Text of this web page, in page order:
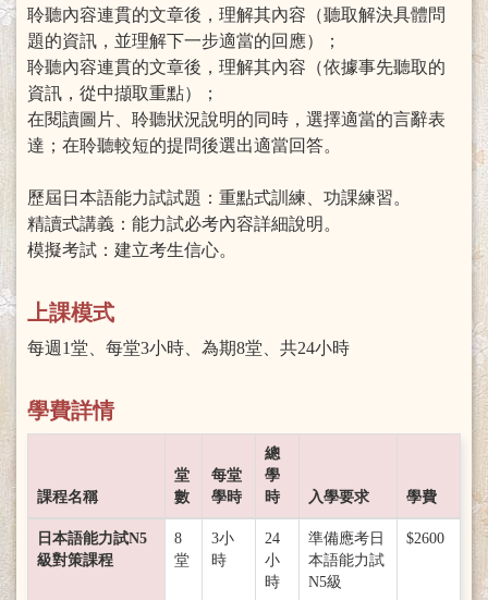
聆聽內容連貫的文章後，理解其內容（聽取解決具體問
題的資訊，並理解下一步適當的回應）；
聆聽內容連貫的文章後，理解其內容（依據事先聽取的
資訊，從中擷取重點）；
在閱讀圖片、聆聽狀況說明的同時，選擇適當的言辭表
達；在聆聽較短的提問後選出適當回答。
歷屆日本語能力試試題：重點式訓練、功課練習。
精讀式講義：能力試必考內容詳細說明。
模擬考試：建立考生信心。
上課模式
每週1堂、每堂3小時、為期8堂、共24小時
學費詳情
課程名稱
堂
數
每堂
學時
總
學
時
入學要求 學費
日本語能力試N5
級對策課程
8
堂
3小
時
24
小
時
準備應考日
本語能力試
N5級
$2600